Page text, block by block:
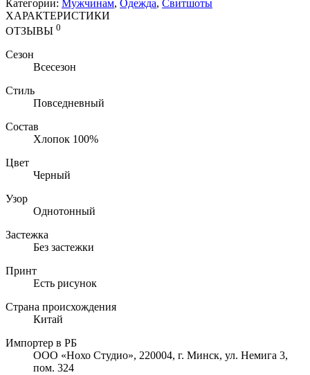
Категории: Мужчинам, Одежда, Свитшоты
ХАРАКТЕРИСТИКИ
ОТЗЫВЫ 0
Сезон
Всесезон
Стиль
Повседневный
Состав
Хлопок 100%
Цвет
Черный
Узор
Однотонный
Застежка
Без застежки
Принт
Есть рисунок
Страна происхождения
Китай
Импортер в РБ
ООО «Нохо Студио», 220004, г. Минск, ул. Немига 3,
пом. 324